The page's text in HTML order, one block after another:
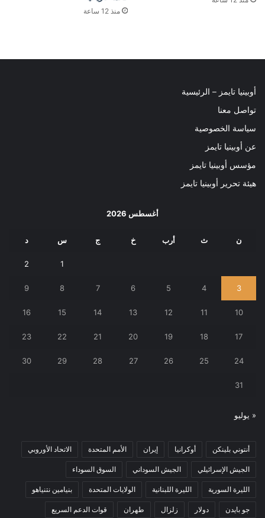
منذ 12 ساعة
أوبينيا تايمز – الرئيسية
تواصل معنا
سياسة الخصوصية
عن أوبينيا تايمز
مؤسس أوبينيا تايمز
هيئة تحرير أوبينيا تايمز
أغسطس 2026
ن ث أرب خ ج س د
1
2
3
4
5
6
7
8
9
10
11
12
13
14
15
16
17
18
19
20
21
22
23
24
25
26
27
28
29
30
31
« يوليو
أنتوني بلينكن أوكرانيا إيران الأمم المتحدة الاتحاد الأوروبي
الجيش الإسرائيلي الجيش السوداني السوق السوداء
الليرة السورية الليرة اللبنانية الولايات المتحدة بنيامين نتنياهو
جو بايدن دولار زلزال طهران قوات الدعم السريع